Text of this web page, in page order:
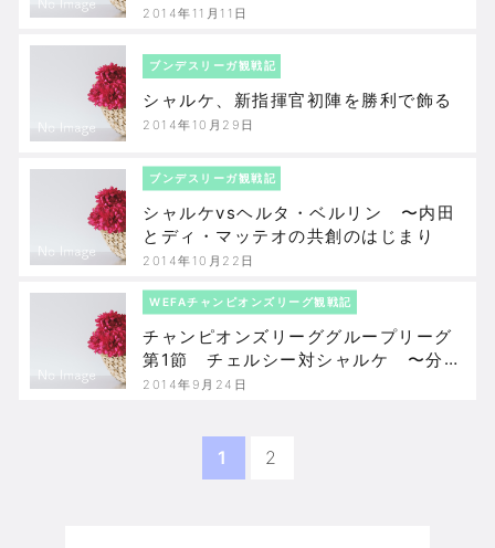
2014年11月11日
ブンデスリーガ観戦記
シャルケ、新指揮官初陣を勝利で飾る
2014年10月29日
ブンデスリーガ観戦記
シャルケvsヘルタ・ベルリン 〜内田
とディ・マッテオの共創のはじまり
2014年10月22日
WEFAチャンピオンズリーグ観戦記
チャンピオンズリーググループリーグ
第1節 チェルシー対シャルケ 〜分け
に不思議の分けなし〜
2014年9月24日
1 2